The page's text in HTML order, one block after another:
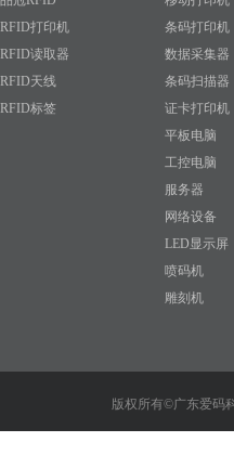
RFID打印机
RFID读取器
RFID天线
RFID标签
条码打印机
数据采集器
条码扫描器
证卡打印机
平板电脑
工控电脑
服务器
网络设备
LED显示屏
喷码机
雕刻机
版权所有©广东爱码